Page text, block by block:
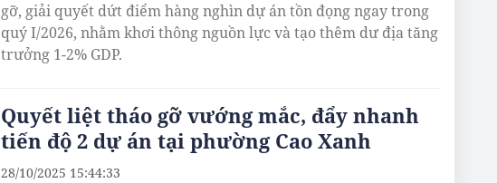
gỡ, giải quyết dứt điểm hàng nghìn dự án tồn đọng ngay trong
quý I/2026, nhằm khơi thông nguồn lực và tạo thêm dư địa tăng
trưởng 1-2% GDP.
Quyết liệt tháo gỡ vướng mắc, đẩy nhanh
tiến độ 2 dự án tại phường Cao Xanh
28/10/2025 15:44:33